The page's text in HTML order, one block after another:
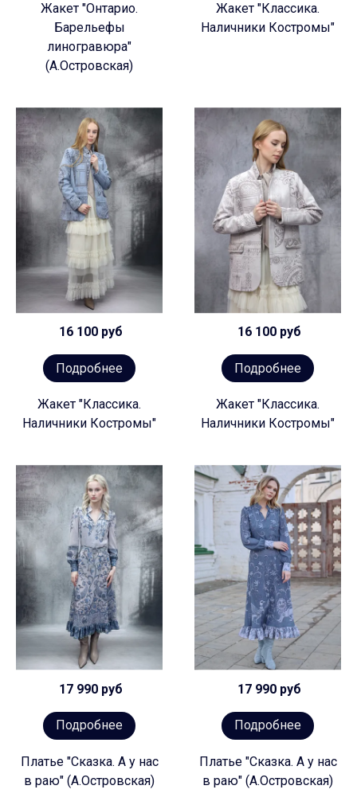
Жакет "Онтарио.
Барельефы
линогравюра"
(А.Островская)
Жакет "Классика.
Наличники Костромы"
16 100 руб
Подробнее
Жакет "Классика.
Наличники Костромы"
16 100 руб
Подробнее
Жакет "Классика.
Наличники Костромы"
17 990 руб
Подробнее
Платье "Сказка. А у нас
в раю" (А.Островская)
17 990 руб
Подробнее
Платье "Сказка. А у нас
в раю" (А.Островская)